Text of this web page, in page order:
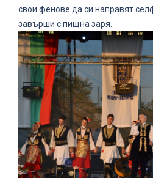
свои фенове да си направят
завърши с пищна заря.